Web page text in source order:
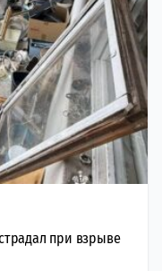
при взрыве